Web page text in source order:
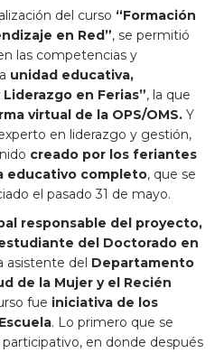
del curso “Formación
en Red”, se permitió
las competencias y
unidad educativa,
en Ferias”, la que
virtual de la OPS/OMS. Y
en liderazgo y gestión,
creado por los feriantes
educativo completo, que se
el pasado 31 de mayo.
responsable del proyecto,
del Doctorado en
asistente del Departamento
de la Mujer y el Recién
fue iniciativa de los
. Lo primero que se
en donde después